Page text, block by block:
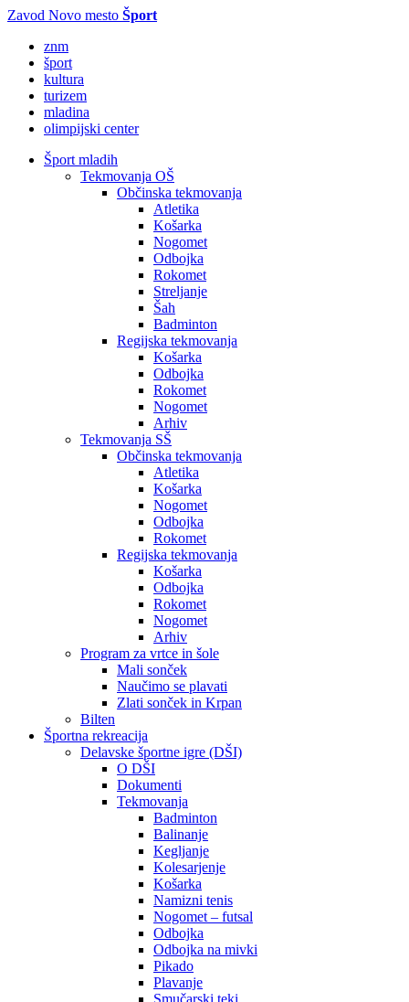
Zavod Novo mesto Šport
znm
šport
kultura
turizem
mladina
olimpijski center
Šport mladih
Tekmovanja OŠ
Občinska tekmovanja
Atletika
Košarka
Nogomet
Odbojka
Rokomet
Streljanje
Šah
Badminton
Regijska tekmovanja
Košarka
Odbojka
Rokomet
Nogomet
Arhiv
Tekmovanja SŠ
Občinska tekmovanja
Atletika
Košarka
Nogomet
Odbojka
Rokomet
Regijska tekmovanja
Košarka
Odbojka
Rokomet
Nogomet
Arhiv
Program za vrtce in šole
Mali sonček
Naučimo se plavati
Zlati sonček in Krpan
Bilten
Športna rekreacija
Delavske športne igre (DŠI)
O DŠI
Dokumenti
Tekmovanja
Badminton
Balinanje
Kegljanje
Kolesarjenje
Košarka
Namizni tenis
Nogomet – futsal
Odbojka
Odbojka na mivki
Pikado
Plavanje
Smučarski teki